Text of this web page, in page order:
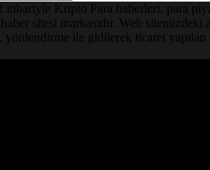
Kripto Para haberleri, para
sitesi markasıdır. Web
ile gidilerek ticaret